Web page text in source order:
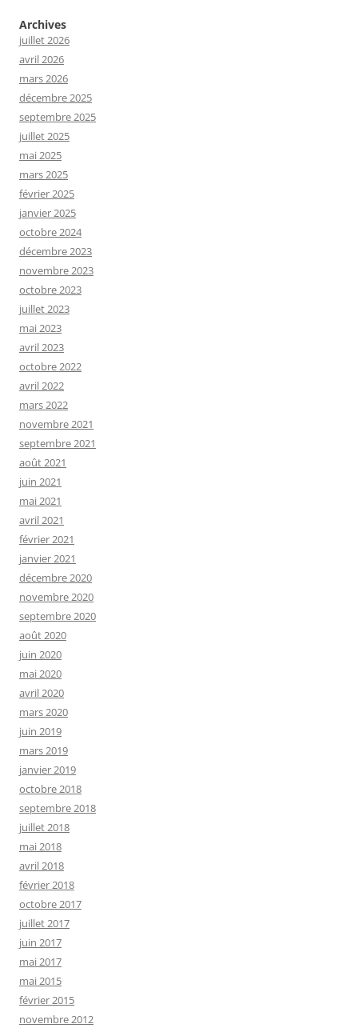
Archives
juillet 2026
avril 2026
mars 2026
décembre 2025
septembre 2025
juillet 2025
mai 2025
mars 2025
février 2025
janvier 2025
octobre 2024
décembre 2023
novembre 2023
octobre 2023
juillet 2023
mai 2023
avril 2023
octobre 2022
avril 2022
mars 2022
novembre 2021
septembre 2021
août 2021
juin 2021
mai 2021
avril 2021
février 2021
janvier 2021
décembre 2020
novembre 2020
septembre 2020
août 2020
juin 2020
mai 2020
avril 2020
mars 2020
juin 2019
mars 2019
janvier 2019
octobre 2018
septembre 2018
juillet 2018
mai 2018
avril 2018
février 2018
octobre 2017
juillet 2017
juin 2017
mai 2017
mai 2015
février 2015
novembre 2012